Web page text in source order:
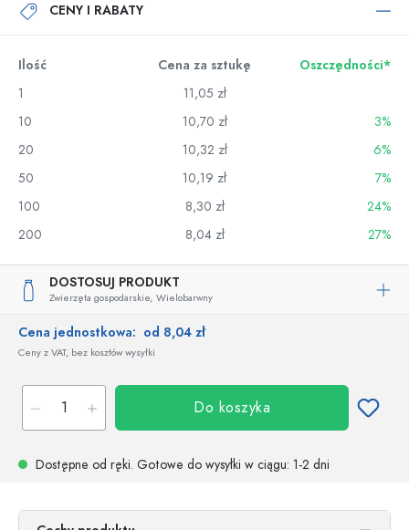
CENY I RABATY
Ilość Cena za sztukę
Oszczędności*
1
11,05 zł
10
10,70 zł
3%
20
10,32 zł
6%
50
10,19 zł
7%
100
8,30 zł
24%
200
8,04 zł 27%
DOSTOSUJ PRODUKT
Zwierzęta gospodarskie, Wielobarwny
Cena jednostkowa: od 8,04 zł
Ceny z VAT, bez kosztów wysyłki
Do koszyka
Dostępne od ręki. Gotowe do wysyłki w ciągu: 1-2 dni